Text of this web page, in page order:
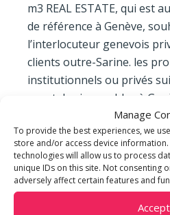
Manage
To provide the best experiences, we
store and/or access device
technologies will allow us to process
unique IDs on this site. Not consenting
adversely affect certain features and
Accept
m3 REAL ESTATE, qui est
de référence à Genève,
l’interlocuteur genevois
clients outre-Sarine. les
institutionnels ou privés
ayant des immeubles à
conseillés et accompagnés
professionnels du marché
la gérance d’immeubles
commerciaux, m3 REAL
aujourd’hui des prestations
connaît parfaitement les